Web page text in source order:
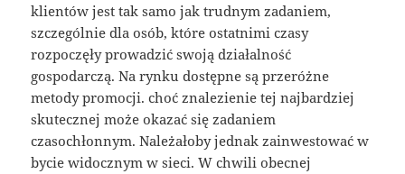
klientów jest tak samo jak trudnym zadaniem,
szczególnie dla osób, które ostatnimi czasy
rozpoczęły prowadzić swoją działalność
gospodarczą. Na rynku dostępne są przeróżne
metody promocji. choć znalezienie tej najbardziej
skutecznej może okazać się zadaniem
czasochłonnym. Należałoby jednak zainwestować w
bycie widocznym w sieci. W chwili obecnej